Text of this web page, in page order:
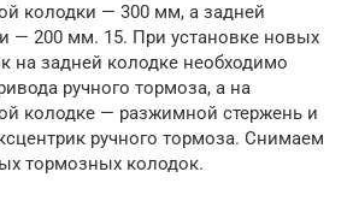
колодки — 300 мм, а задней
— 200 мм. 15. При установке новых
на задней колодке необходимо
ручного тормоза, а на
колодке — разжимной стержень и
ручного тормоза. Снимаем
тормозных колодок.